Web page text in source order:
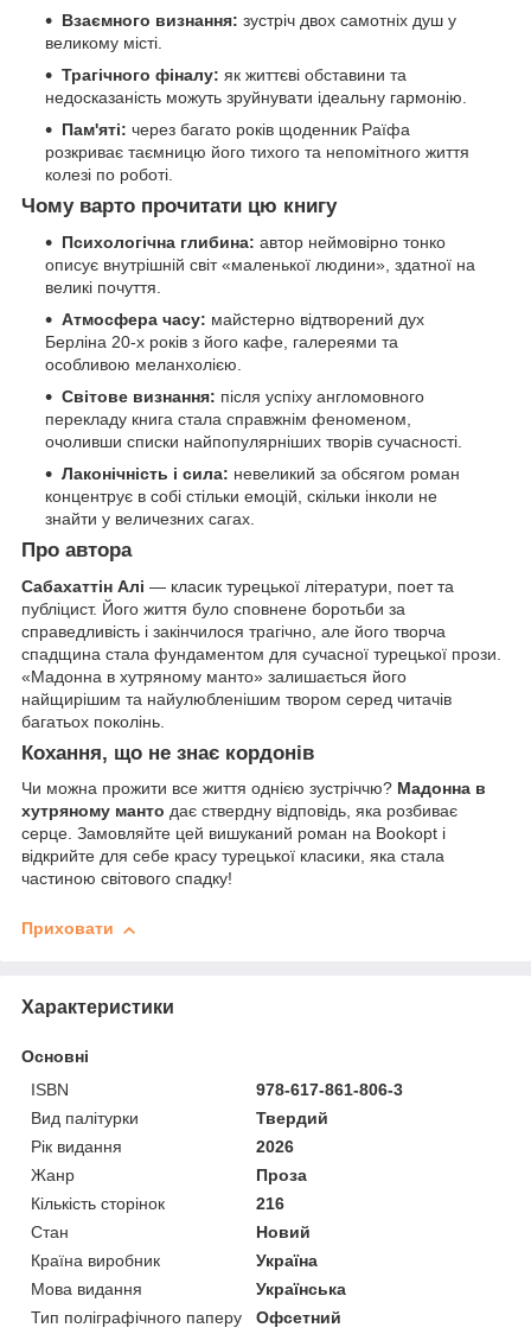
Взаємного визнання: зустріч двох самотніх душ у
великому місті.
Трагічного фіналу: як життєві обставини та
недосказаність можуть зруйнувати ідеальну гармонію.
Пам'яті: через багато років щоденник Раїфа
розкриває таємницю його тихого та непомітного життя
колезі по роботі.
Чому варто прочитати цю книгу
Психологічна глибина: автор неймовірно тонко
описує внутрішній світ «маленької людини», здатної на
великі почуття.
Атмосфера часу: майстерно відтворений дух
Берліна 20-х років з його кафе, галереями та
особливою меланхолією.
Світове визнання: після успіху англомовного
перекладу книга стала справжнім феноменом,
очоливши списки найпопулярніших творів сучасності.
Лаконічність і сила: невеликий за обсягом роман
концентрує в собі стільки емоцій, скільки інколи не
знайти у величезних сагах.
Про автора
Сабахаттін Алі — класик турецької літератури, поет та
публіцист. Його життя було сповнене боротьби за
справедливість і закінчилося трагічно, але його творча
спадщина стала фундаментом для сучасної турецької прози.
«Мадонна в хутряному манто» залишається його
найщирішим та найулюбленішим твором серед читачів
багатьох поколінь.
Кохання, що не знає кордонів
Чи можна прожити все життя однією зустріччю? Мадонна в
хутряному манто дає ствердну відповідь, яка розбиває
серце. Замовляйте цей вишуканий роман на Bookopt і
відкрийте для себе красу турецької класики, яка стала
частиною світового спадку!
Приховати
Характеристики
Основні
ISBN
978-617-861-806-3
Вид палітурки
Твердий
Рік видання
2026
Жанр
Проза
Кількість сторінок
216
Стан
Новий
Країна виробник
Україна
Мова видання
Українська
Тип поліграфічного паперу
Офсетний